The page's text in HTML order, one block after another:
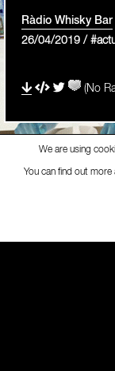
Ràdio Whisky Bar
26/04/2019 /
(No
We are using
You can find out